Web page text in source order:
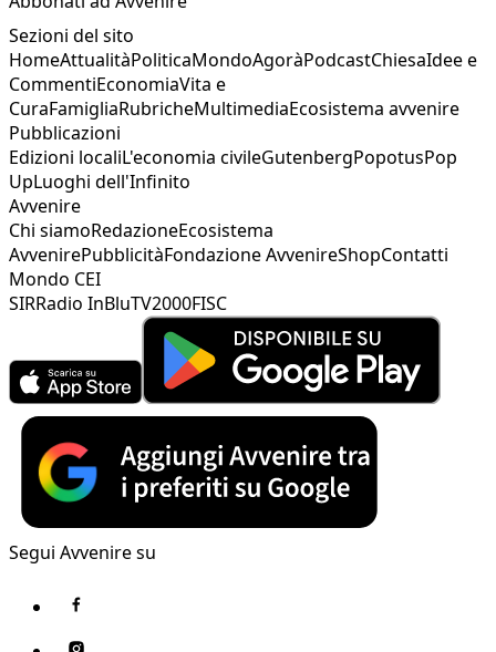
Sezioni del sito
HomeAttualitàPoliticaMondoAgoràPodcastChiesaIdee e
CommentiEconomiaVita e
CuraFamigliaRubricheMultimediaEcosistema avvenire
Pubblicazioni
Edizioni localiL'economia civileGutenbergPopotusPop
UpLuoghi dell'Infinito
Avvenire
Chi siamoRedazioneEcosistema
AvvenirePubblicitàFondazione AvvenireShopContatti
Mondo CEI
SIRRadio InBluTV2000FISC
Segui Avvenire su